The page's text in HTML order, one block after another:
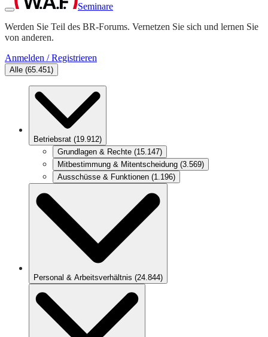
Seminare
Werden Sie Teil des BR-Forums. Vernetzen Sie sich und lernen Sie
von anderen.
Anmelden / Registrieren
Alle (65.451)
Betriebsrat (19.912)
Grundlagen & Rechte (15.147)
Mitbestimmung & Mitentscheidung (3.569)
Ausschüsse & Funktionen (1.196)
Personal & Arbeitsverhältnis (24.844)